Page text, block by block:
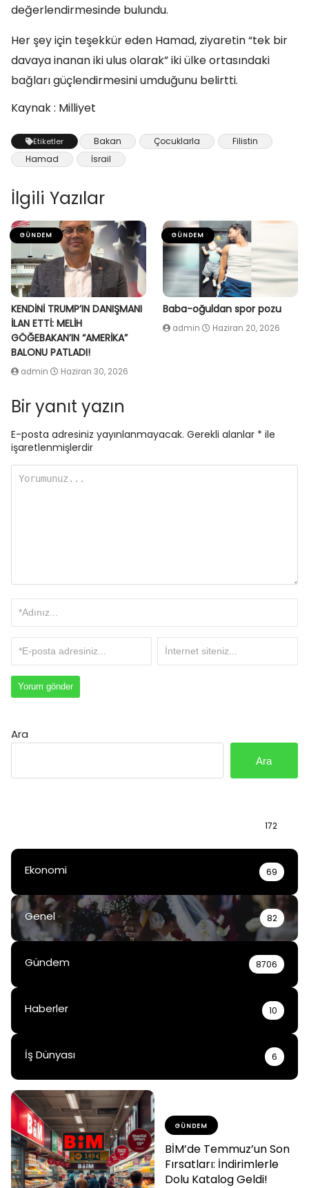
değerlendirmesinde bulundu.
Her şey için teşekkür eden Hamad, ziyaretin “tek bir
davaya inanan iki ulus olarak” iki ülke ortasındaki
bağları güçlendirmesini umduğunu belirtti.
Kaynak : Milliyet
Etiketler Bakan Çocuklarla
Filistin
Hamad
İsrail
İlgili Yazılar
GÜNDEM
KENDİNİ TRUMP’IN DANIŞMANI
İLAN ETTİ: MELİH
GÖĞEBAKAN’IN “AMERİKA”
BALONU PATLADI!
admin Haziran 30, 2026
GÜNDEM
Baba-oğuldan spor pozu
admin Haziran 20, 2026
Bir yanıt yazın
E-posta adresiniz yayınlanmayacak. Gerekli alanlar * ile
işaretlenmişlerdir
Ara
Ara
172
Ekonomi 69
Genel 82
Gündem 8706
Haberler 10
İş Dünyası 6
GÜNDEM
BİM’de Temmuz’un Son
Fırsatları: İndirimlerle
Dolu Katalog Geldi!